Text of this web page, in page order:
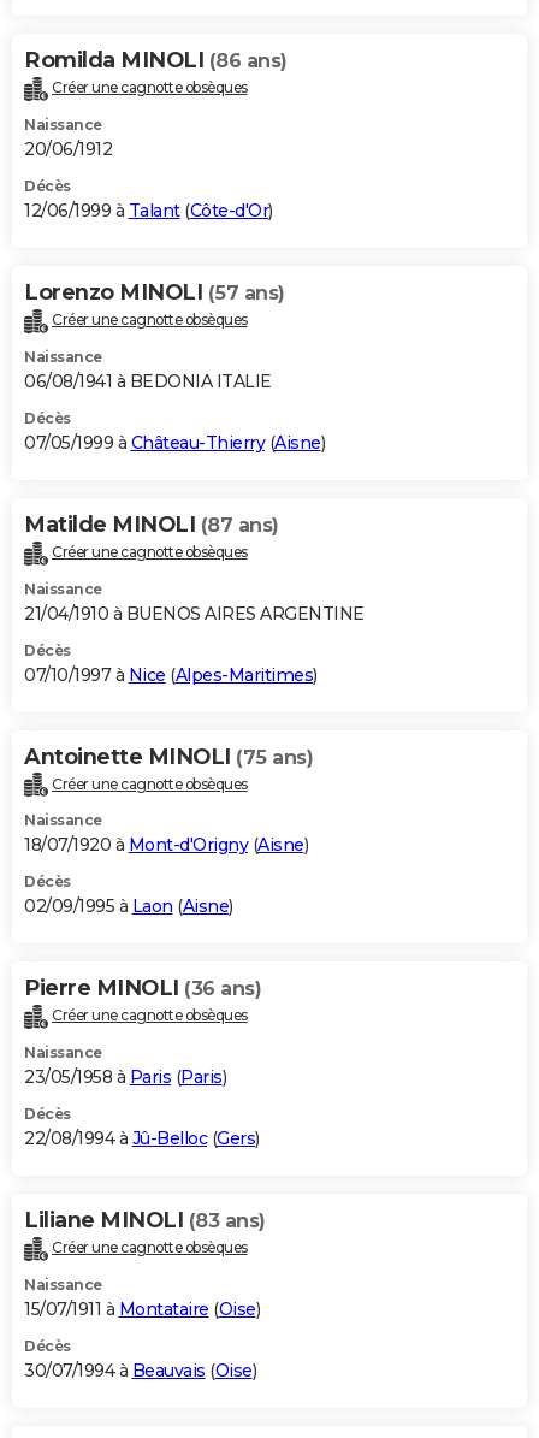
Romilda MINOLI (86 ans)
Créer une cagnotte obsèques
Naissance
20/06/1912
Décès
12/06/1999 à Talant(Côte-d'Or)
Lorenzo MINOLI (57 ans)
Créer une cagnotte obsèques
Naissance
06/08/1941 à BEDONIA ITALIE
Décès
07/05/1999 à Château-Thierry(Aisne)
Matilde MINOLI (87 ans)
Créer une cagnotte obsèques
Naissance
21/04/1910 à BUENOS AIRES ARGENTINE
Décès
07/10/1997 à Nice (Alpes-Maritimes)
Antoinette MINOLI (75 ans)
Créer une cagnotte obsèques
Naissance
18/07/1920 à Mont-d'Origny(Aisne)
Décès
02/09/1995 à Laon (Aisne)
Pierre MINOLI (36 ans)
Créer une cagnotte obsèques
Naissance
23/05/1958 à Paris (Paris)
Décès
22/08/1994 à Jû-Belloc(Gers)
Liliane MINOLI (83 ans)
Créer une cagnotte obsèques
Naissance
15/07/1911 à Montataire (Oise)
Décès
30/07/1994 à Beauvais (Oise)